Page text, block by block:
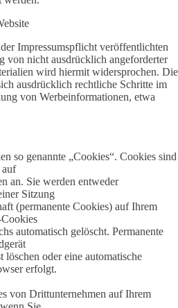
Impressumspflicht veröffentlichten
von nicht ausdrücklich angeforderter
wird hiermit widersprochen. Die
ausdrücklich rechtliche Schritte im
von Werbeinformationen, etwa
so genannte „Cookies“. Cookies sind
auf
an. Sie werden entweder
Sitzung
(permanente Cookies) auf Ihrem
automatisch gelöscht. Permanente
löschen oder eine automatische
erfolgt.
von Drittunternehmen auf Ihrem